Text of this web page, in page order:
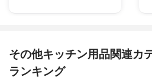
その他キッチン用品関連カ
ランキング